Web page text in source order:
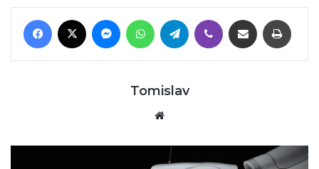
Facebook MessengerWhatsAppTelegram Viber Podijeli putem E-maila
Tomislav